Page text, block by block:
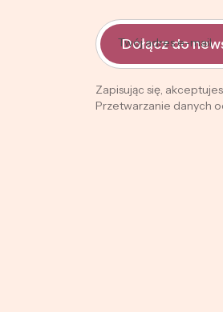
Twój adres e-mail
Dołącz do
Zapisując się,
Przetwarzanie danych